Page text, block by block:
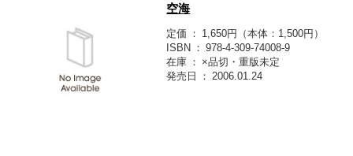
空海
定価
1,650円（本体：1,500円）
ISBN
978-4-309-74008-9
在庫
×品切・重版未定
発売日
2006.01.24